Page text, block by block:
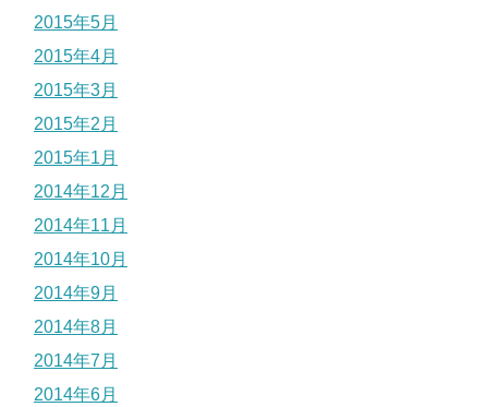
2015年5月
2015年4月
2015年3月
2015年2月
2015年1月
2014年12月
2014年11月
2014年10月
2014年9月
2014年8月
2014年7月
2014年6月